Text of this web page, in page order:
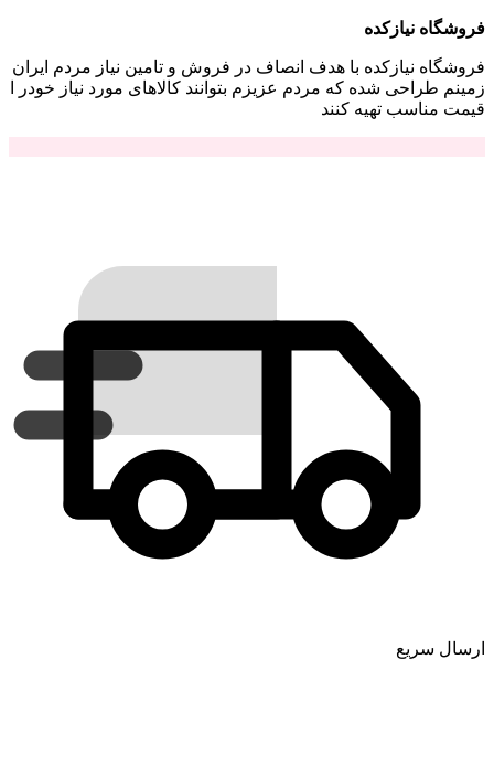
فروشگاه نیازکده
فروشگاه نیازکده با هدف انصاف در فروش و تامین نیاز مردم ایران
زمینم طراحی شده که مردم عزیزم بتوانند کالاهای مورد نیاز خودر ا
قیمت مناسب تهیه کنند
ارسال سریع